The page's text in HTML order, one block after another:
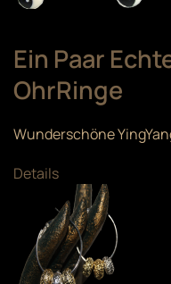
Ein Paar
OhrRinge
Wunderschöne
Details